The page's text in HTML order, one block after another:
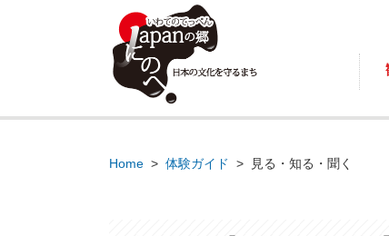
Home > 体験ガイド > 見る・知る・聞く